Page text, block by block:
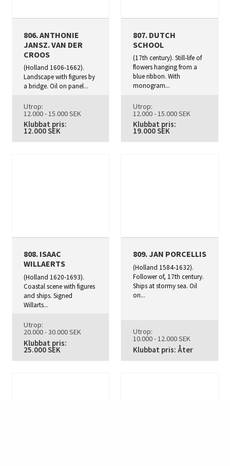
806. ANTHONIE
JANSZ. VAN DER
CROOS
(Holland 1606‑1662).
Landscape with figures by
a bridge. Oil on panel...
Utrop:
12.000 - 15.000 SEK
Klubbat pris:
12.000 SEK
807. DUTCH
SCHOOL
(17th century). Still-life of
flowers hanging from a
blue ribbon. With
monogram...
Utrop:
12.000 - 15.000 SEK
Klubbat pris:
19.000 SEK
808. ISAAC
WILLAERTS
(Holland 1620‑1693).
Coastal scene with figures
and ships. Signed
Willarts...
Utrop:
20.000 - 30.000 SEK
Klubbat pris:
25.000 SEK
809. JAN PORCELLIS
(Holland 1584‑1632).
Follower of, 17th century.
Ships at stormy sea. Oil
on...
Utrop:
10.000 - 12.000 SEK
Klubbat pris: Åter